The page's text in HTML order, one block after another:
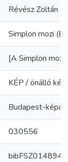
Révész Zoltán
Simplon mozi
[A Simplon mozi
KÉP / önálló kép
Budapest-
030556